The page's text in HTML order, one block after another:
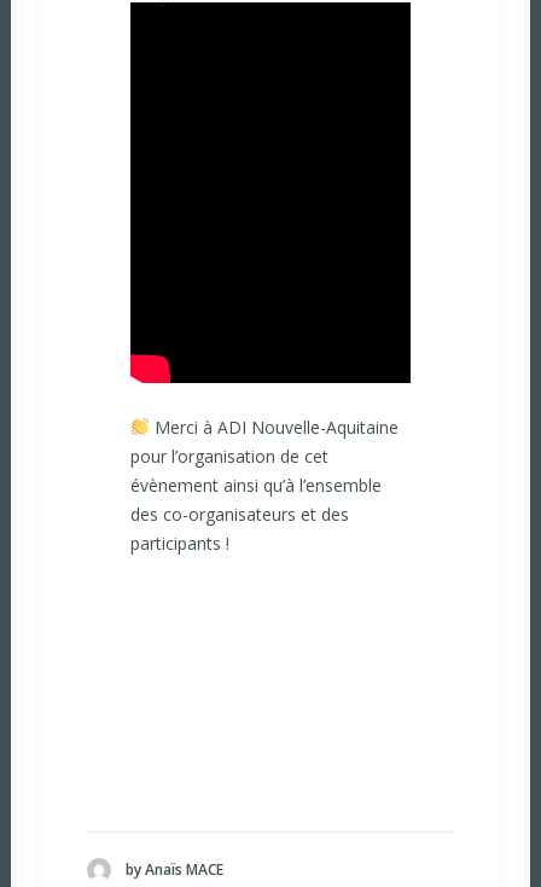
Merci à ADI Nouvelle-Aquitaine
pour l’organisation de cet
évènement ainsi qu’à l’ensemble
des co-organisateurs et des
participants !
by Anaïs MACE